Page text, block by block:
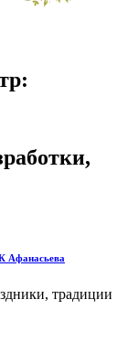
Афанасьева
традиции